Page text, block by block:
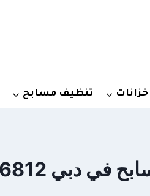
تنظيف مسابح
– خصم 30%